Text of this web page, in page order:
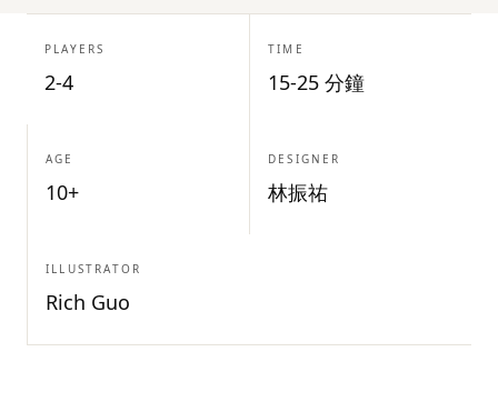
PLAYERS
2-4
TIME
15-25 分鐘
AGE
10+
DESIGNER
林振祐
ILLUSTRATOR
Rich Guo